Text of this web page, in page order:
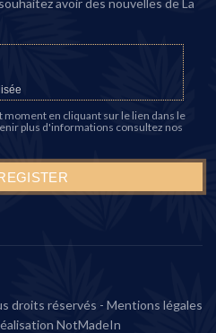
avoir des nouvelles de La
moment en cliquant sur le lien dans le
plus d'informations consultez nos
droits réservés - Mentions légales
NotMadeIn